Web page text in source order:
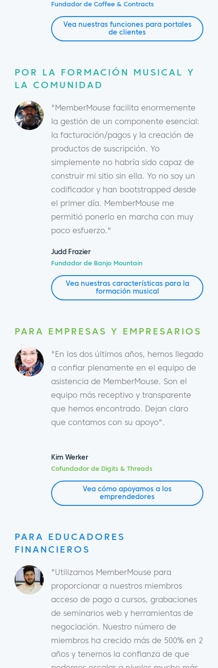
Fundador de Coffee & Contracts
Vea nuestras funciones para portales
de clientes
POR LA FORMACIÓN MUSICAL Y
LA COMUNIDAD
"MemberMouse facilita enormemente
la gestión de un componente esencial:
la facturación/pagos y la creación de
productos de suscripción. Yo
simplemente no habría sido capaz de
construir mi sitio sin ella. Yo no soy un
codificador y han bootstrapped desde
el primer día. MemberMouse me
permitió ponerlo en marcha con muy
poco esfuerzo."
Judd Frazier
Fundador de Banjo Mountain
Vea nuestras características para la
formación musical
PARA EMPRESAS Y EMPRESARIOS
"En los dos últimos años, hemos llegado
a confiar plenamente en el equipo de
asistencia de MemberMouse. Son el
equipo más receptivo y transparente
que hemos encontrado. Dejan claro
que contamos con su apoyo".
Kim Werker
Cofundador de Digits & Threads
Vea cómo apoyamos a los
emprendedores
PARA EDUCADORES
FINANCIEROS
"Utilizamos MemberMouse para
proporcionar a nuestros miembros
acceso de pago a cursos, grabaciones
de seminarios web y herramientas de
negociación. Nuestro número de
miembros ha crecido más de 500% en 2
años y tenemos la confianza de que